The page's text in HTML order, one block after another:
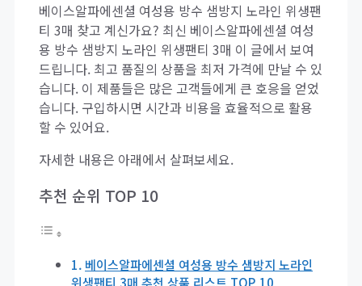
베이스알파에센셜 여성용 방수 샘방지 노라인 위생팬
티 3매 찾고 계신가요? 최신 베이스알파에센셜 여성
용 방수 샘방지 노라인 위생팬티 3매 이 글에서 보여
드립니다. 최고 품질의 상품을 최저 가격에 만날 수 있
습니다. 이 제품들은 많은 고객들에게 큰 호응을 얻었
습니다. 구입하시면 시간과 비용을 효율적으로 활용
할 수 있어요.
자세한 내용은 아래에서 살펴보세요.
추천 순위 TOP 10
베이스알파에센셜 여성용 방수 샘방지 노라인
위생팬티 3매 추천 상품 리스트 TOP 10